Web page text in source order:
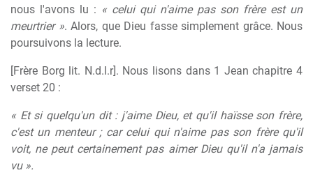
nous l'avons lu : « celui qui n'aime pas son frère est un
meurtrier ». Alors, que Dieu fasse simplement grâce. Nous
poursuivons la lecture.
[Frère Borg lit. N.d.l.r]. Nous lisons dans 1 Jean chapitre 4
verset 20 :
« Et si quelqu'un dit : j'aime Dieu, et qu'il haïsse son frère,
c'est un menteur ; car celui qui n'aime pas son frère qu'il
voit, ne peut certainement pas aimer Dieu qu'il n'a jamais
vu ».